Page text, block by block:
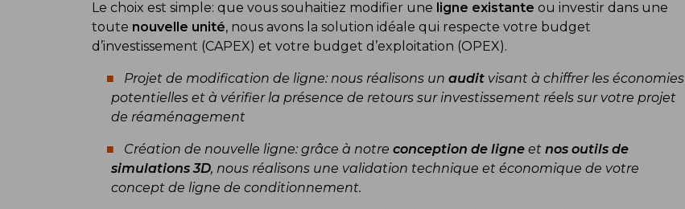
Le choix est simple: que vous souhaitiez modifier une ligne existante ou investir dans une
toute nouvelle unité, nous avons la solution idéale qui respecte votre budget
d’investissement (CAPEX) et votre budget d’exploitation (OPEX).
Projet de modification de ligne: nous réalisons un auditvisant à chiffrer les économies
potentielles et à vérifier la présence de retours sur investissement réels sur votre projet
de réaménagement
Création de nouvelle ligne: grâce à notre conception de ligneet nos outils de
simulations 3D, nous réalisons une validation technique et économique de votre
concept de ligne de conditionnement.